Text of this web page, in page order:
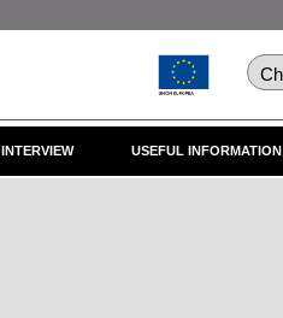
INTERVIEW USEFUL INFORMATION